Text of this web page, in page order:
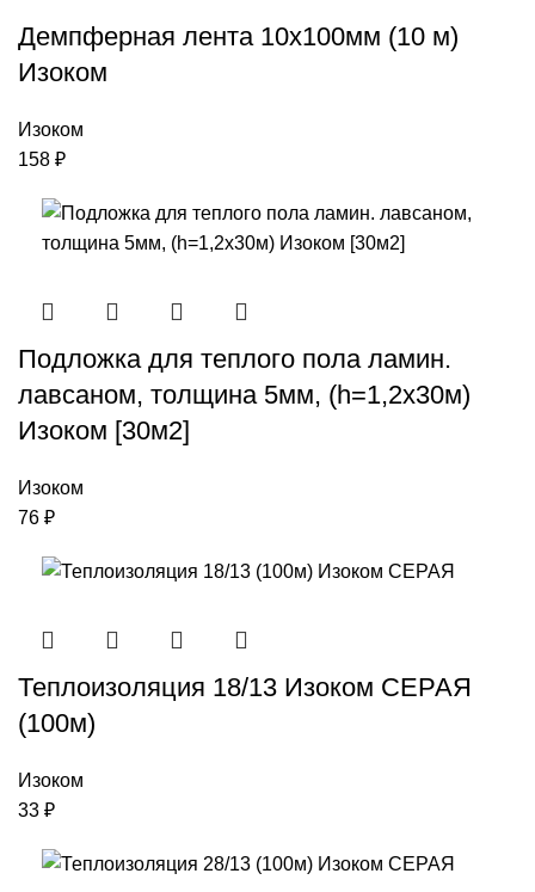
Демпферная лента 10х100мм (10 м)
Изоком
Изоком
158 ₽
Подложка для теплого пола ламин.
лавсаном, толщина 5мм, (h=1,2х30м)
Изоком [30м2]
Изоком
76 ₽
Теплоизоляция 18/13 Изоком СЕРАЯ
(100м)
Изоком
33 ₽